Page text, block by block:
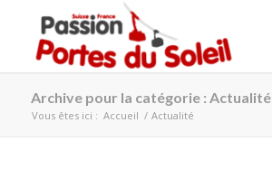
Archive pour la catégorie : Actualité
Vous êtes ici : Accueil / Actualité